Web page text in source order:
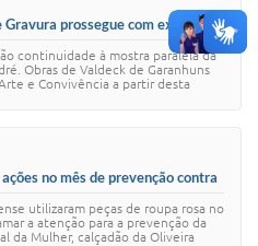
prossegue com exposição
continuidade à mostra paralela da
Obras de Valdeck de Garanhuns
e Convivência a partir desta
no mês de prevenção contra
utilizaram peças de roupa rosa no
a atenção para a prevenção da
da Mulher, calçadão da Oliveira